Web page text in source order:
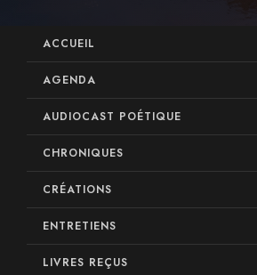
ACCUEIL
AGENDA
AUDIOCAST POÉTIQUE
CHRONIQUES
CRÉATIONS
ENTRETIENS
LIVRES REÇUS